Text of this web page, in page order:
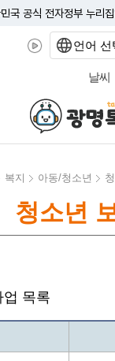
국 공식 전자정부 누리
날씨
복지 아동/청소년
청소년
업 목록
언어 선